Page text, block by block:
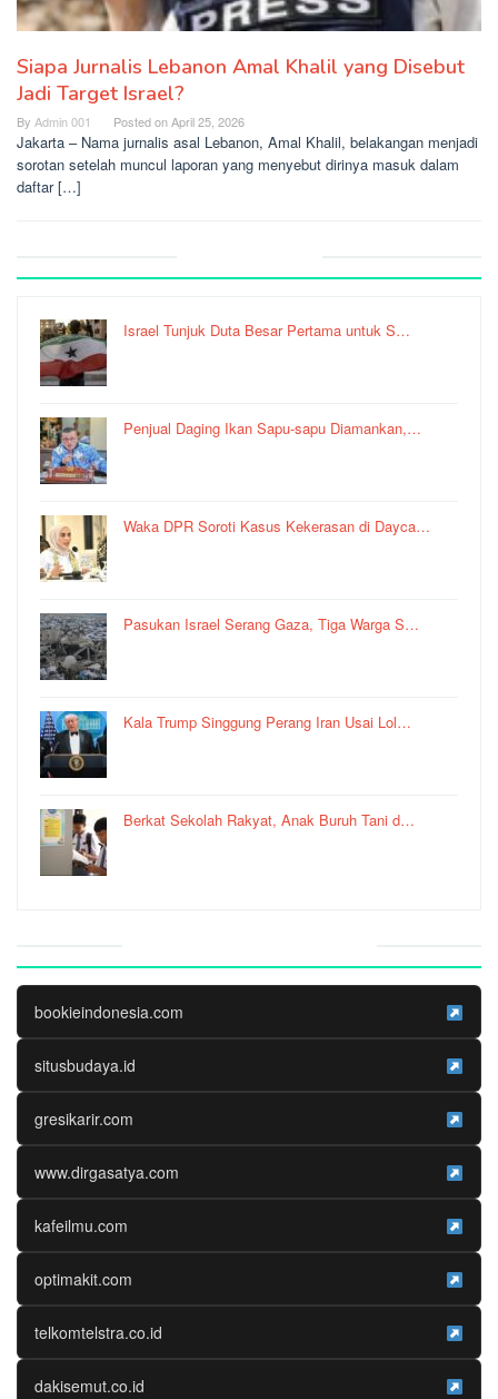
Siapa Jurnalis Lebanon Amal Khalil yang Disebut
Jadi Target Israel?
By Admin 001 Posted onApril 25, 2026
Jakarta – Nama jurnalis asal Lebanon, Amal Khalil, belakangan menjadi
sorotan setelah muncul laporan yang menyebut dirinya masuk dalam
daftar […]
Israel Tunjuk Duta Besar Pertama untuk S…
Penjual Daging Ikan Sapu-sapu Diamankan,…
Waka DPR Soroti Kasus Kekerasan di Dayca…
Pasukan Israel Serang Gaza, Tiga Warga S…
Kala Trump Singgung Perang Iran Usai Lol…
Berkat Sekolah Rakyat, Anak Buruh Tani d…
bookieindonesia.com
situsbudaya.id
gresikarir.com
www.dirgasatya.com
kafeilmu.com
optimakit.com
telkomtelstra.co.id
dakisemut.co.id